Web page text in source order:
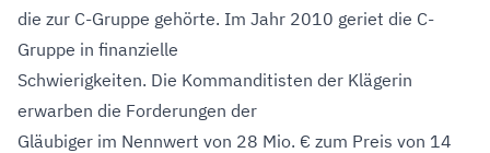
die zur C-Gruppe gehörte. Im Jahr 2010 geriet die C-
Gruppe in finanzielle
Schwierigkeiten. Die Kommanditisten der Klägerin
erwarben die Forderungen der
Gläubiger im Nennwert von 28 Mio. € zum Preis von 14